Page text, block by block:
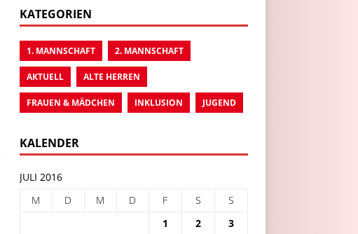
KATEGORIEN
1. MANNSCHAFT 2. MANNSCHAFT
AKTUELL ALTE HERREN
FRAUEN & MÄDCHEN INKLUSION JUGEND
KALENDER
JULI 2016
M
D M D F S
S
1
2
3